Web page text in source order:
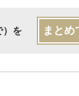
）を まとめ